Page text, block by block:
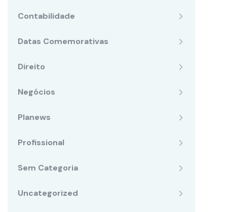
Contabilidade
Datas Comemorativas
Direito
Negócios
Planews
Profissional
Sem Categoria
Uncategorized